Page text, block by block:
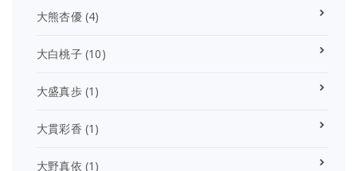
大熊杏優(4)
大白桃子(10)
大盛真歩(1)
大貫彩香 (1)
大野真依 (1)